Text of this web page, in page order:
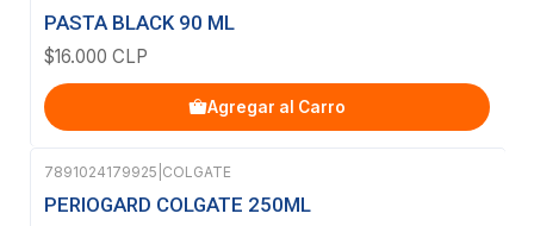
PASTA BLACK 90 ML
$16.000 CLP
Agregar al Carro
7891024179925 COLGATE
PERIOGARD COLGATE 250ML